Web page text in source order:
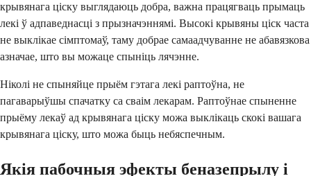
крывянага ціску выглядаюць добра, важна працягваць прымаць
лекі ў адпаведнасці з прызначэннямі. Высокі крывяны ціск часта
не выклікае сімптомаў, таму добрае самаадчуванне не абавязкова
азначае, што вы можаце спыніць лячэнне.
Ніколі не спыняйце прыём гэтага лекі раптоўна, не
пагаварыўшы спачатку са сваім лекарам. Раптоўнае спыненне
прыёму лекаў ад крывянага ціску можа выклікаць скокі вашага
крывянага ціску, што можа быць небяспечным.
Якія пабочныя эфекты беназепрылу і